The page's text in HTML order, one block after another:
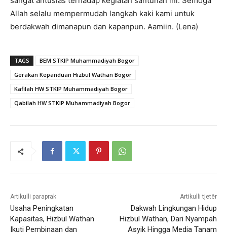
Allah selalu mempermudah langkah kaki kami untuk
berdakwah dimanapun dan kapanpun. Aamiin. (Lena)
TAGS
BEM STKIP Muhammadiyah Bogor
Gerakan Kepanduan Hizbul Wathan Bogor
Kafilah HW STKIP Muhammadiyah Bogor
Qabilah HW STKIP Muhammadiyah Bogor
Artikulli paraprak
Usaha Peningkatan
Kapasitas, Hizbul Wathan
Ikuti Pembinaan dan
Artikulli tjetër
Dakwah Lingkungan Hidup
Hizbul Wathan, Dari Nyampah
Asyik Hingga Media Tanam